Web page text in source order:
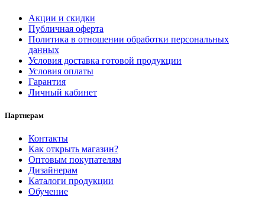
Акции и скидки
Публичная оферта
Политика в отношении обработки персональных
данных
Условия доставка готовой продукции
Условия оплаты
Гарантия
Личный кабинет
Партнерам
Контакты
Как открыть магазин?
Оптовым покупателям
Дизайнерам
Каталоги продукции
Обучение